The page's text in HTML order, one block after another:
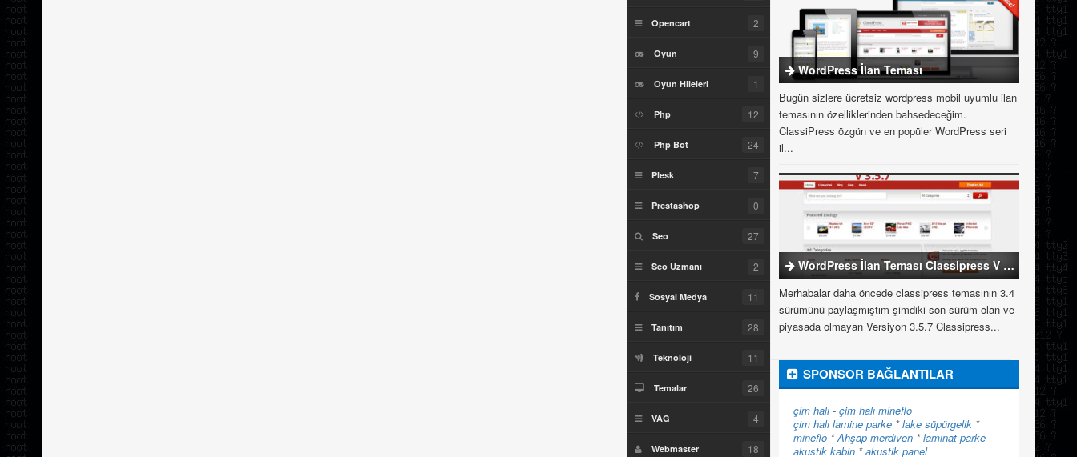
Opencart 2
Oyun 9
Oyun Hileleri 1
Php 12
Php Bot 24
Plesk 7
Prestashop 0
Seo 27
Seo Uzmanı 2
Sosyal Medya 11
Tanıtım 28
Teknoloji 11
Temalar 26
VAG 4
Webmaster 18
WordPress İlan Teması
Bugün sizlere ücretsiz wordpress mobil uyumlu ilan
temasının özelliklerinden bahsedeceğim.
ClassiPress özgün ve en popüler WordPress seri
il...
WordPress İlan Teması Classipress V 3.5.7
Merhabalar daha öncede classipress temasının 3.4
sürümünü paylaşmıştım şimdiki son sürüm olan ve
piyasada olmayan Versiyon 3.5.7 Classipress...
SPONSOR BAĞLANTILAR
çim halı - çim halı mineflo
çim halı lamine parke *lake süpürgelik *
mineflo *Ahşap merdiven *laminat parke -
akustik kabin *akustik panel